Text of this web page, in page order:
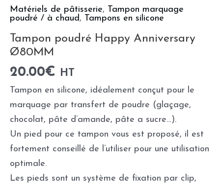
Matériels de pâtisserie, Tampon marquage
poudré / à chaud , Tampons en silicone
Tampon poudré Happy Anniversary
Ø80MM
20.00€ HT
Tampon en silicone, idéalement conçut pour le
marquage par transfert de poudre (glaçage,
chocolat, pâte d’amande, pâte a sucre…).
Un pied pour ce tampon vous est proposé, il est
fortement conseillé de l’utiliser pour une utilisation
optimale.
Les pieds sont un système de fixation par clip,